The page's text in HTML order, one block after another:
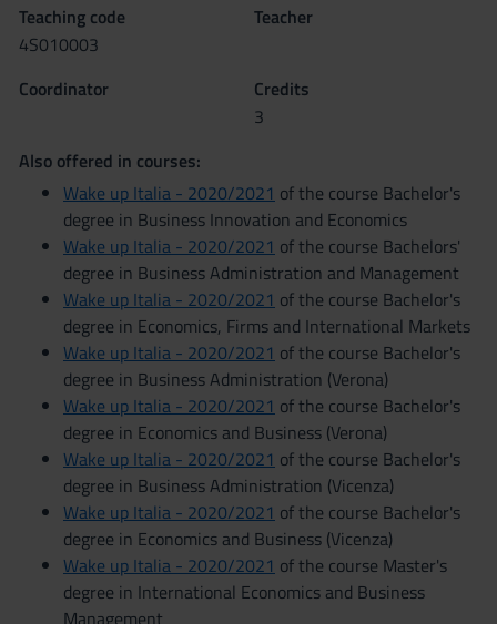
Teaching code
4S010003
Teacher
Coordinator
Credits
3
Also offered in courses:
Wake up Italia - 2020/2021 of the course Bachelor's
degree in Business Innovation and Economics
Wake up Italia - 2020/2021 of the course Bachelors'
degree in Business Administration and Management
Wake up Italia - 2020/2021 of the course Bachelor's
degree in Economics, Firms and International Markets
Wake up Italia - 2020/2021 of the course Bachelor's
degree in Business Administration (Verona)
Wake up Italia - 2020/2021 of the course Bachelor's
degree in Economics and Business (Verona)
Wake up Italia - 2020/2021 of the course Bachelor's
degree in Business Administration (Vicenza)
Wake up Italia - 2020/2021 of the course Bachelor's
degree in Economics and Business (Vicenza)
Wake up Italia - 2020/2021 of the course Master's
degree in International Economics and Business
Management